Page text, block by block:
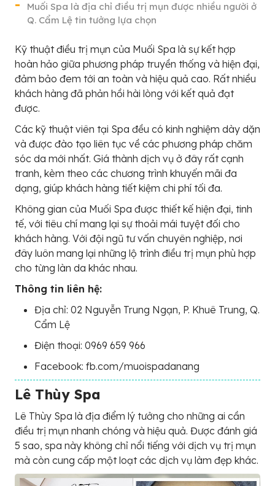
Muối Spa là địa chỉ điều trị mụn được nhiều người ở
Q. Cẩm Lệ tin tưởng lựa chọn
Kỹ thuật điều trị mụn của Muối Spa là sự kết hợp
hoàn hảo giữa phương pháp truyền thống và hiện đại,
đảm bảo đem tới an toàn và hiệu quả cao. Rất nhiều
khách hàng đã phản hồi hài lòng với kết quả đạt
được.
Các kỹ thuật viên tại Spa đều có kinh nghiệm dày dặn
và được đào tạo liên tục về các phương pháp chăm
sóc da mới nhất. Giá thành dịch vụ ở đây rất cạnh
tranh, kèm theo các chương trình khuyến mãi đa
dạng, giúp khách hàng tiết kiệm chi phí tối đa.
Không gian của Muối Spa được thiết kế hiện đại, tinh
tế, với tiêu chí mang lại sự thoải mái tuyệt đối cho
khách hàng. Với đội ngũ tư vấn chuyên nghiệp, nơi
đây luôn mang lại những lộ trình điều trị mụn phù hợp
cho từng làn da khác nhau.
Thông tin liên hệ:
Địa chỉ: 02 Nguyễn Trung Ngạn, P. Khuê Trung, Q.
Cẩm Lệ
Điện thoại: 0969 659 966
Facebook: fb.com/muoispadanang
Lê Thùy Spa
Lê Thùy Spa là địa điểm lý tưởng cho những ai cần
điều trị mụn nhanh chóng và hiệu quả. Được đánh giá
5 sao, spa này không chỉ nổi tiếng với dịch vụ trị mụn
mà còn cung cấp một loạt các dịch vụ làm đẹp khác.